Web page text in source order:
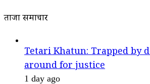
ताजा समाचार
Tetari Khatun: Trapped by
around for justice
1 day ago